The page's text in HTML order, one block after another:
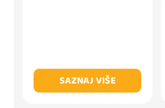
SAZNAJ VIŠE